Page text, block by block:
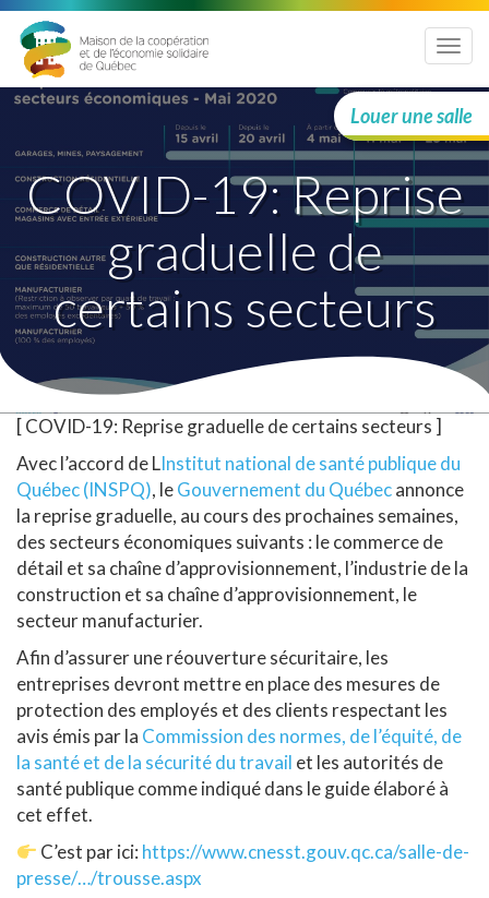
Menu
Louer une salle
COVID-19: Reprise
graduelle de
certains secteurs
[ COVID-19: Reprise graduelle de certains secteurs ]
Avec l’accord de LInstitut national de santé publique du
Québec (INSPQ), leGouvernement du Québecannonce
la reprise graduelle, au cours des prochaines semaines,
des secteurs économiques suivants : le commerce de
détail et sa chaîne d’approvisionnement, l’industrie de la
construction et sa chaîne d’approvisionnement, le
secteur manufacturier.
Afin d’assurer une réouverture sécuritaire, les
entreprises devront mettre en place des mesures de
protection des employés et des clients respectant les
avis émis par la Commission des normes, de l’équité, de
la santé et de la sécurité du travail et les autorités de
santé publique comme indiqué dans le guide élaboré à
cet effet.
C’est par ici: https://www.cnesst.gouv.qc.ca/salle-de-
presse/…/trousse.aspx